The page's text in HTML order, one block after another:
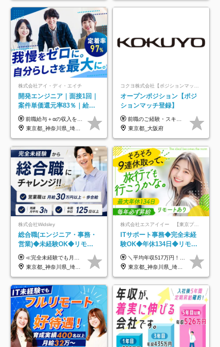
株式会社アイ・ディ・エイチ
開発エンジニア｜面接1回｜
案件単価還元率83％｜給与
UP保証｜年休140日｜在宅
利用率9割｜独立支援・副業
制度
前職給与＋αの収入を保証 月給42万円～120万円＋各種手当＋賞与 給与基準が明確かつ高還元です。 一人ひとりが安定した環境のもと、長く活躍できる職場を目指しています。 ※平均年収650万円 ・還元率83％ ・各種手当について 職能手当／職務手当／資格手当／営業手当 など ※前職での経験・能力、給与などを考慮の上、当社規定により優遇いたします ※試用期間あり（3ヶ月／期間中の条件に変動はありません） ※上記金額には固定残業代（78,948円～225,564円/月30時間分）を含みます 超過分は別途全額支給いたします ・年収UPを保証 過去には転職時に〈年収200万円UP〉したエンジニアも在籍しています。入社時だけでなく、入社後も安心の給与水準で働ける環境です。キャリアや技術力が正当に評価されていないと感じていたら、一度面接でお話ししましょう！ 当社では管理職の人数は最低限にし、無駄な管理をしません。その費用削減分を社員の給与に還元しています！
東京都_神奈川県_埼玉県_千葉県_大阪府_愛知県_北海道_青森県_岩手県_宮城県_秋田県_山形県_福島県_茨城県_栃木県_群馬県_新潟県_山梨県_長野県_富山県_石川県_福井県_静岡県_岐阜県_三重県_兵庫県_京都府_滋賀県_奈良県_和歌山県_広島県_岡山県_鳥取県_島根県_山口県_徳島県_香川県_愛媛県_高知県_福岡県_熊本県_佐賀県_長崎県_大分県_宮崎県_鹿児島県_沖縄県
オープンポジション【ポジ
ションマッチ登録】
前職のご経験・スキル等を考慮して決定します。
東京都_大阪府
株式会社Widsley
総合職(エンジニア・事務・
営業)◆未経験OK◆リモー
トあり◆残業月3h◆服装髪
型自由
≪完全未経験でも月給40万円以上も可能です！≫ -------------- 【1】ITエンジニア 月給26万円～50万円＋プロジェクト手当＋資格手当 【2】IT事務、営業事務 月給26万円～50万円＋プロジェクト手当＋資格手当 ≪【1】【2】共通≫ ★上記給与には固定残業代20時間分(月3万719円～)を含みます。残業が超過した場合は、追加支給します(残業は月平均3時間とほぼ発生しません。残業がなくても、固定残業代は支給されます) ★試用期間6ヵ月あり（期間中は月給23万1000円～。固定残業代20時間分3万719円～を含む／超過分は別途支給） -------------- 【3】SES営業、SaaS営業 月給30万円以上＋インセンティブ＋各種手当 ★上記給与には固定残業代45時間分(月7万6967円～)を含みます。残業が超過した場合は、追加支給します(残業は月平均3時間とほぼ発生しません。残業がなくても、固定残業代は支給されます) ★試用期間6ヵ月あり(期間中も給与や福利厚生は同じです)
東京都_神奈川県_埼玉県_千葉県_大阪府_愛知県_北海道_青森県_岩手県_宮城県_秋田県_山形県_福島県_茨城県_栃木県_群馬県_新潟県_山梨県_長野県_富山県_石川県_福井県_静岡県_岐阜県_三重県_兵庫県_京都府_滋賀県_奈良県_和歌山県_広島県_岡山県_鳥取県_島根県_山口県_徳島県_香川県_愛媛県_高知県_福岡県_熊本県_佐賀県_長崎県_大分県_宮崎県_鹿児島県_沖縄県
株式会社エスアイイー 【東京プロマーケット上場】
ITサポート事務◆完全未経
験OK◆年休134日◆リモー
トOK◆残業月7h以下◆賞与
年3回◆5年目まで必ず昇給
＼平均年収517万円！入社5年目まで毎年必ず昇給／ ■賞与年3回 ■年収800万円以上も可 ■入社3年以上の平均年収469.2万円 月給23万2000円以上＋賞与年3回＋各種手当 ☆入社5年目まで最大1万5000円の定期昇給を確約 ┃各種手当充実 ・規定の資格を取得すれば、2000円～5万円を毎月支給（2万4000円～60万円／年） ・研修中に取得した取得率95％の資格でも研修後の給料UP ※月給は年齢・経験・能力を考慮して、優遇いたします ※上記月給金額は固定残業代（20時間/3万1300円円以上）を含み、超過分は別途支給いたします ※試用期間（6ヶ月）は月給に変動はありますが、その他待遇に差異はありません ├入社後1ヶ月～3ヶ月間は、月給20万1900円となります └上記金額は固定残業代（10時間／1万6000円）を含み、超過分は別途支給いたします
東京都_神奈川県_埼玉県_千葉県_大阪府_愛知県_北海道_青森県_岩手県_宮城県_秋田県_山形県_福島県_茨城県_栃木県_群馬県_新潟県_山梨県_長野県_富山県_石川県_福井県_静岡県_岐阜県_三重県_兵庫県_京都府_滋賀県_奈良県_和歌山県_広島県_岡山県_鳥取県_島根県_山口県_徳島県_香川県_愛媛県_高知県_福岡県_熊本県_佐賀県_長崎県_大分県_宮崎県_鹿児島県_沖縄県